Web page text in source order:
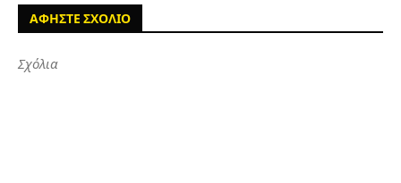
ΑΦΗΣΤΕ ΣΧΟΛΙΟ
Σχόλια